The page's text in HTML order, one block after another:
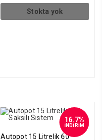
₺ 9.311,88.
Stokta yok
Autopot 15 Litrelik 60
16.7%
İNDİRİM